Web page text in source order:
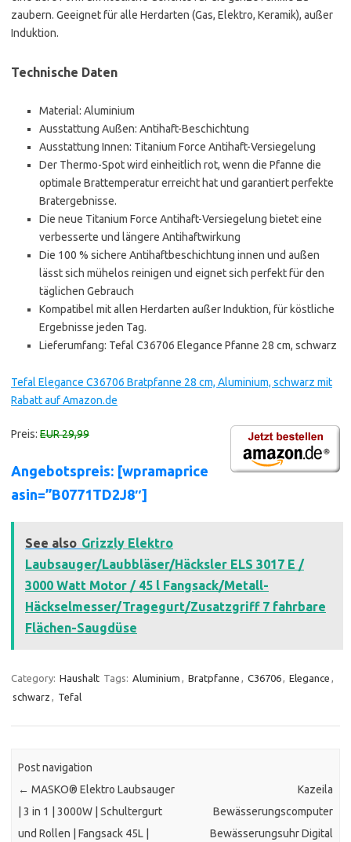
zaubern. Geeignet für alle Herdarten (Gas, Elektro, Keramik), außer
Induktion.
Technische Daten
Material: Aluminium
Ausstattung Außen: Antihaft-Beschichtung
Ausstattung Innen: Titanium Force Antihaft-Versiegelung
Der Thermo-Spot wird einheitlich rot, wenn die Pfanne die
optimale Brattemperatur erreicht hat und garantiert perfekte
Bratergebnisse.
Die neue Titanium Force Antihaft-Versiegelung bietet eine
verbesserte und längere Antihaftwirkung
Die 100 % sichere Antihaftbeschichtung innen und außen
lässt sich mühelos reinigen und eignet sich perfekt für den
täglichen Gebrauch
Kompatibel mit allen Herdarten außer Induktion, für köstliche
Ergebnisse jeden Tag.
Lieferumfang: Tefal C36706 Elegance Pfanne 28 cm, schwarz
Tefal Elegance C36706 Bratpfanne 28 cm, Aluminium, schwarz mit
Rabatt auf Amazon.de
Preis: EUR 29,99
Angebotspreis: [wpramaprice
asin=”B0771TD2J8″]
See also Grizzly Elektro
Laubsauger/Laubbläser/Häcksler ELS 3017 E /
3000 Watt Motor / 45 l Fangsack/Metall-
Häckselmesser/Tragegurt/Zusatzgriff 7 fahrbare
Flächen-Saugdüse
Category: Haushalt Tags: Aluminium , Bratpfanne , C36706, Elegance ,
schwarz , Tefal
Post navigation
← MASKO® Elektro Laubsauger
| 3 in 1 | 3000W | Schultergurt
und Rollen | Fangsack 45L |
Kazeila
Bewässerungscomputer
Bewässerungsuhr Digital